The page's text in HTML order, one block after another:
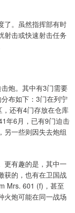
了。虽然指挥部有时
击或快速射击任务
炮。其中有3门需要
布如下：3门在列宁
还有4门存放在仓库
年6月，已有9门迫击
另一些则因失去炮组
更有趣的是，其中一
的，也有在卫国战
Mrs. 601 (f)，甚至
火炮可能在同一战场